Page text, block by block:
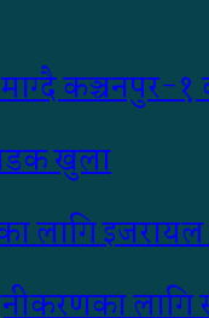
कञ्चनपुर-१
खुला
लागि